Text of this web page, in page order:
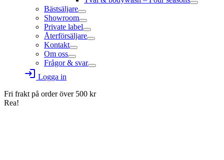
Bästsäljare
Showroom
Private label
Återförsäljare
Kontakt
Om oss
Frågor & svar
login Logga in
Fri frakt på order över 500 kr
Rea!